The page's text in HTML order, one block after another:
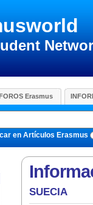
Erasmus
en Artículos Erasmus
SUECIA